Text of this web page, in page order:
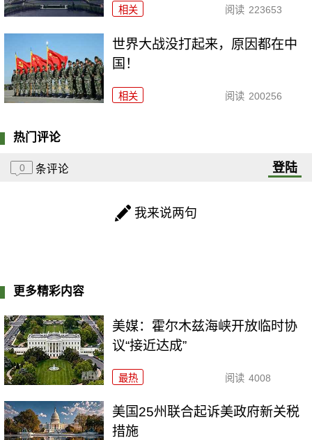
相关 阅读 223653
世界大战没打起来，原因都在中
国！
相关 阅读 200256
热门评论
0 条评论 登陆
我来说两句
更多精彩内容
美媒：霍尔木兹海峡开放临时协
议“接近达成”
最热 阅读 4008
美国25州联合起诉美政府新关税
措施